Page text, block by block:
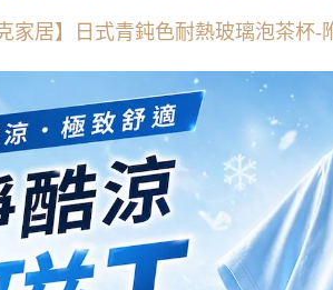
家居】日式青鈍色耐熱玻璃泡茶杯